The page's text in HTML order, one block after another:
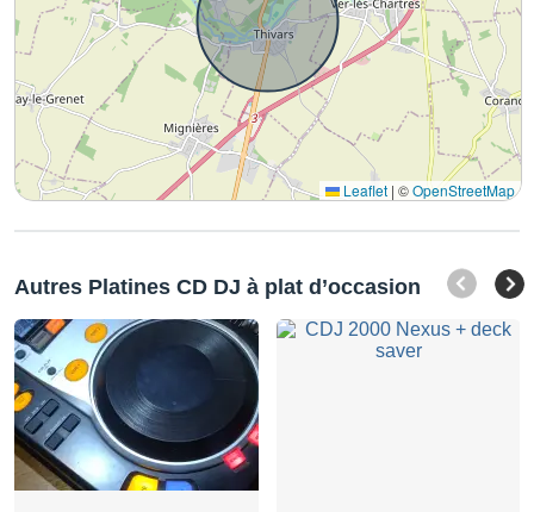
Leaflet | ©OpenStreetMap
Autres Platines CD DJ à plat d’occasion